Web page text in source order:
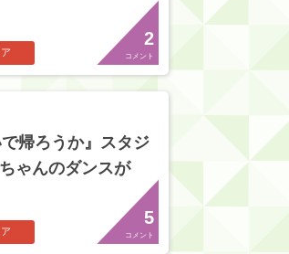
2
コメント
帰ろうか』スタジ
んのダンスが
5
コメント